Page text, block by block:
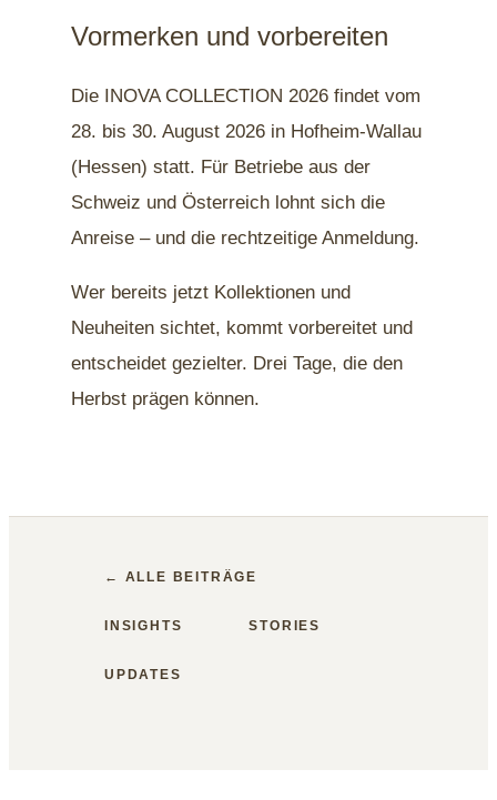
Vormerken und vorbereiten
Die INOVA COLLECTION 2026 findet vom
28. bis 30. August 2026 in Hofheim-Wallau
(Hessen) statt. Für Betriebe aus der
Schweiz und Österreich lohnt sich die
Anreise – und die rechtzeitige Anmeldung.
Wer bereits jetzt Kollektionen und
Neuheiten sichtet, kommt vorbereitet und
entscheidet gezielter. Drei Tage, die den
Herbst prägen können.
← ALLE BEITRÄGE
INSIGHTS STORIES
UPDATES